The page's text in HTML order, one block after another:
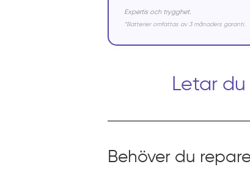
Expertis och trygghet.
*Batterier omfattas av 3 månaders garanti.
Letar
Behöver du